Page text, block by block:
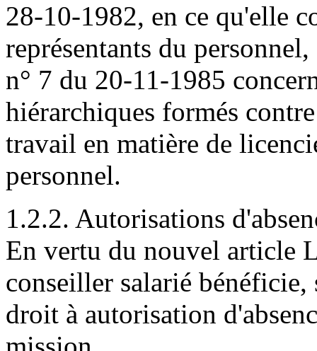
28-10-1982, en ce qu'elle
représentants du
n° 7 du 20-11-1985
hiérarchiques formés
travail en matière de
personnel.
1.2.2. Autorisations
En vertu du nouvel article
conseiller salarié
droit à autorisation